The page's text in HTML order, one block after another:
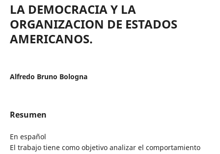
LA DEMOCRACIA Y LA
ORGANIZACION DE ESTADOS
AMERICANOS.
Alfredo Bruno Bologna
Resumen
En español
El trabajo tiene como objetivo analizar el comportamiento